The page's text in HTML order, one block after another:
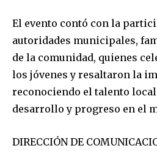
El evento contó con la
autoridades municipales,
de la comunidad, quienes
los jóvenes y resaltaron la
reconociendo el talento
desarrollo y progreso en el
DIRECCIÓN DE